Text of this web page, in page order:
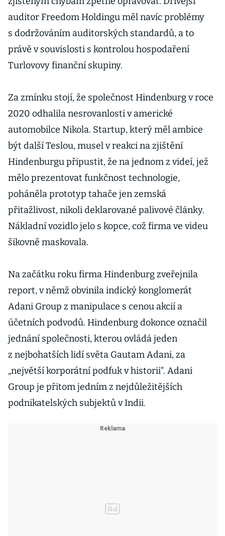
auditor Freedom Holdingu měl navíc problémy
s dodržováním auditorských standardů, a to
právě v souvislosti s kontrolou hospodaření
Turlovovy finanční skupiny.
Za zmínku stojí, že společnost Hindenburg v roce
2020 odhalila nesrovanlosti v americké
automobilce Nikola. Startup, který měl ambice
být další Teslou, musel v reakci na zjištění
Hindenburgu připustit, že na jednom z videí, jež
mělo prezentovat funkčnost technologie,
poháněla prototyp tahače jen zemská
přitažlivost, nikoli deklarované palivové články.
Nákladní vozidlo jelo s kopce, což firma ve videu
šikovně maskovala.
Na začátku roku firma Hindenburg zveřejnila
report, v němž obvinila indický konglomerát
Adani Group z manipulace s cenou akcií a
účetních podvodů. Hindenburg dokonce označil
jednání společnosti, kterou ovládá jeden
z nejbohatších lidí světa Gautam Adani, za
„největší korporátní podfuk v historii“. Adani
Group je přitom jedním z nejdůležitějších
podnikatelských subjektů v Indii.